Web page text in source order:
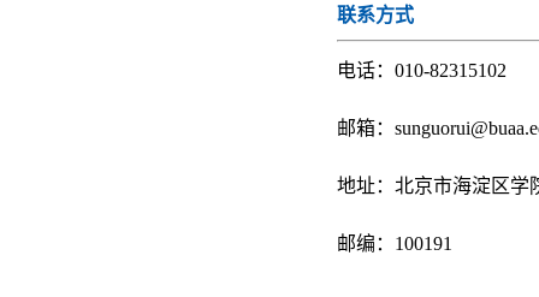
联系方式
电话：010-82315102
邮箱：
地址：北京市海淀区学
邮编：100191